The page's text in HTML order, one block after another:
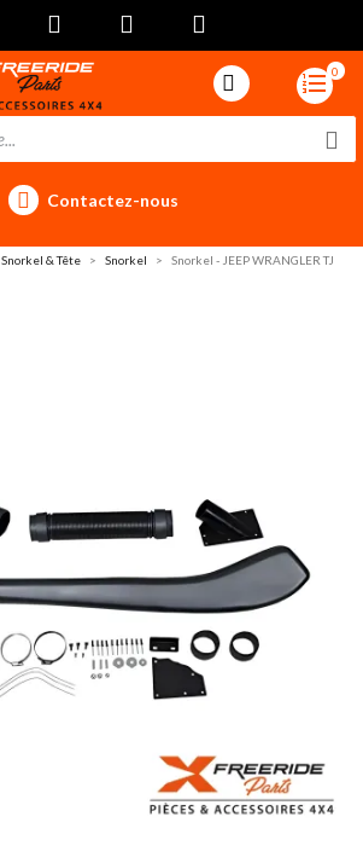
0
Contactez-nous
Snorkel & Tête Snorkel
Snorkel - JEEP WRANGLER TJ